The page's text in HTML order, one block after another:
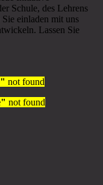
Schule, des Lehrens
Sie einladen mit uns
Lassen Sie
not found
not found